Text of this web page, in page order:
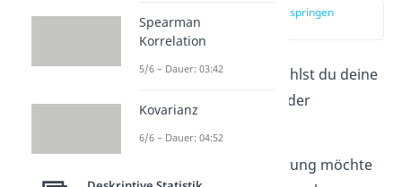
zur Stelle im Video springen
(01:01)
Bei Zufallsstichproben wählst du deine
Stichproben zufällig
aus der
Die Stadtverwaltung möchte
Spearman
Korrelation
5/6 – Dauer: 03:42
Kovarianz
6/6 – Dauer: 04:52